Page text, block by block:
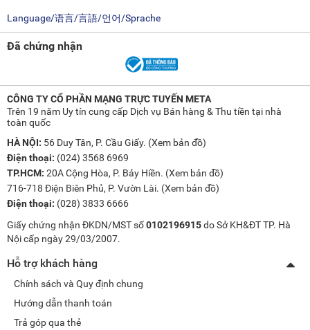
Language/语言/言語/언어/Sprache
Đã chứng nhận
CÔNG TY CỔ PHẦN MẠNG TRỰC TUYẾN META
Trên 19 năm Uy tín cung cấp Dịch vụ Bán hàng & Thu tiền tại nhà
toàn quốc
HÀ NỘI: 56 Duy Tân, P. Cầu Giấy. (Xem bản đồ)
Điện thoại: (024) 3568 6969
TP.HCM: 20A Cộng Hòa, P. Bảy Hiền. (Xem bản đồ)
716-718 Điện Biên Phủ, P. Vườn Lài. (Xem bản đồ)
Điện thoại: (028) 3833 6666
Giấy chứng nhận ĐKDN/MST số0102196915do Sở KH&ĐT TP. Hà
Nội cấp ngày 29/03/2007.
Hỗ trợ khách hàng
Chính sách và Quy định chung
Hướng dẫn thanh toán
Trả góp qua thẻ